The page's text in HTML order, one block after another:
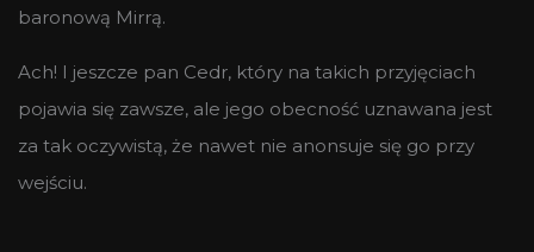
baronową Mirrą.
Ach! I jeszcze pan Cedr, który na takich przyjęciach
pojawia się zawsze, ale jego obecność uznawana jest
za tak oczywistą, że nawet nie anonsuje się go przy
wejściu.